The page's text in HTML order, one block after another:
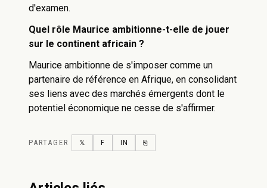
d'examen.
Quel rôle Maurice ambitionne-t-elle de jouer
sur le continent africain ?
Maurice ambitionne de s'imposer comme un
partenaire de référence en Afrique, en consolidant
ses liens avec des marchés émergents dont le
potentiel économique ne cesse de s'affirmer.
PARTAGER 𝕏 TWITTER
F FACEBOOK
IN LINKEDIN
⎘COPY LINK